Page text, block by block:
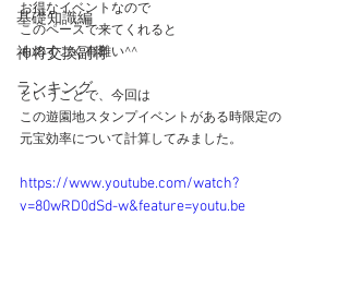
基礎知識編
神将交換副将
ランキング
お得なイベントなので
このペースで来てくれると
ものすごく有難い^^
ということで、今回は
この遊園地スタンプイベントがある時限定の
元宝効率について計算してみました。
https://www.youtube.com/watch?
v=80wRD0dSd-w&feature=youtu.be